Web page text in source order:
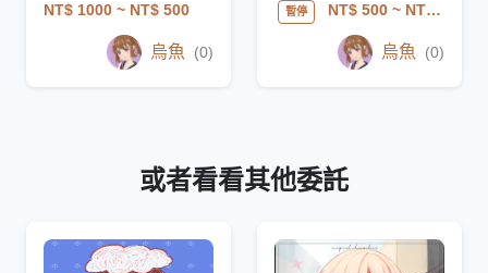
NT$ 1000 ~ NT$ 500
烏魚 (0)
暫停 NT$ 500~ NT$ 1000
烏魚 (0)
或者看看其他委託